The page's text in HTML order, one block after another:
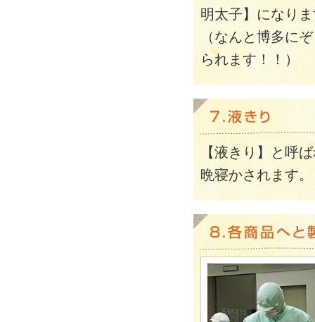
明太子】になり
（なんと博多に
られます！！）
【液きり】と呼
晩寝かされます。